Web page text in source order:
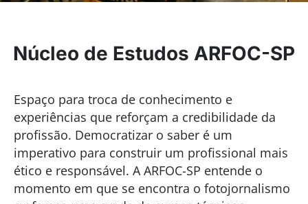
Núcleo de Estudos ARFOC-SP
Espaço para troca de conhecimento e
experiências que reforçam a credibilidade da
profissão. Democratizar o saber é um
imperativo para construir um profissional mais
ético e responsável. A ARFOC-SP entende o
momento em que se encontra o fotojornalismo